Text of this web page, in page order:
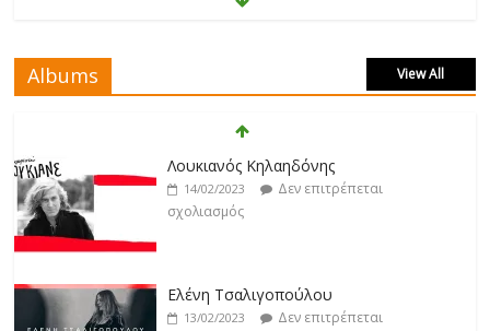
Άρτεμις Ρέντζιου
19/02/2023
Δεν επιτρέπεται
σχολιασμός
19/02/2023
Δεν επιτρέπεται
σχολιασμός
Albums View All
Λουκιανός Κηλαηδόνης
14/02/2023
Δεν επιτρέπεται
σχολιασμός
Ελένη Τσαλιγοπούλου
13/02/2023
Δεν επιτρέπεται